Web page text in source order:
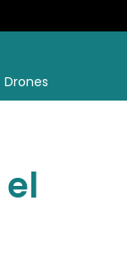
Drones